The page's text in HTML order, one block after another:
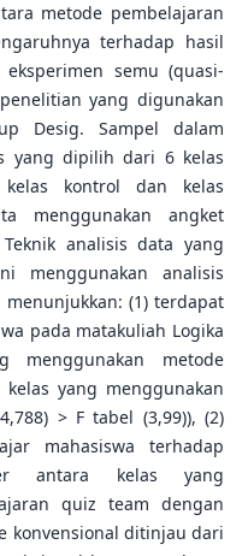
metode pembelajaran
terhadap hasil
semu (quasi-
yang digunakan
Desig. Sampel dalam
yang dipilih dari 6 kelas
kontrol dan kelas
menggunakan angket
analisis data yang
menggunakan analisis
menunjukkan: (1) terdapat
pada matakuliah Logika
menggunakan metode
yang menggunakan
> F tabel (3,99)), (2)
mahasiswa terhadap
antara kelas yang
quiz team dengan
konvensional ditinjau dari